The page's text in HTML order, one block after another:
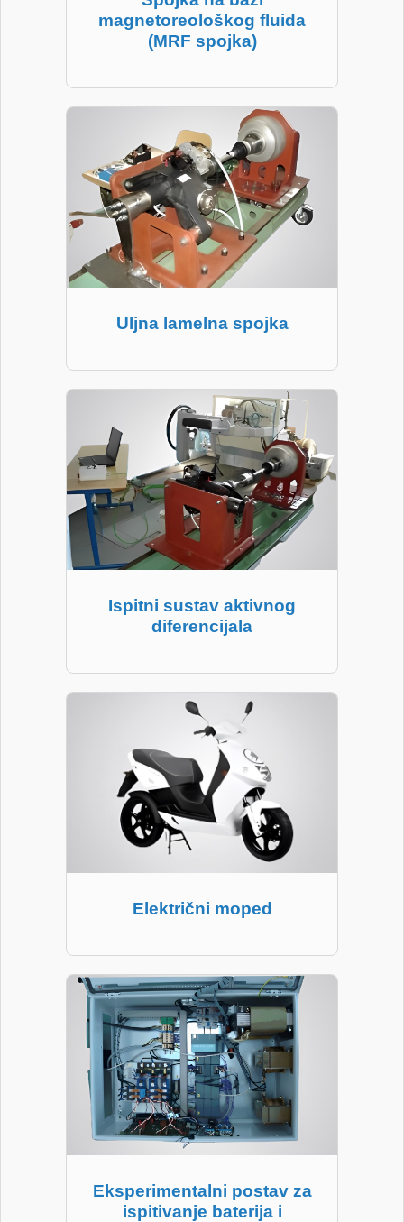
magnetoreološkog fluida
(MRF spojka)
Uljna lamelna spojka
Ispitni sustav aktivnog
diferencijala
Električni moped
Eksperimentalni postav za
ispitivanje baterija i